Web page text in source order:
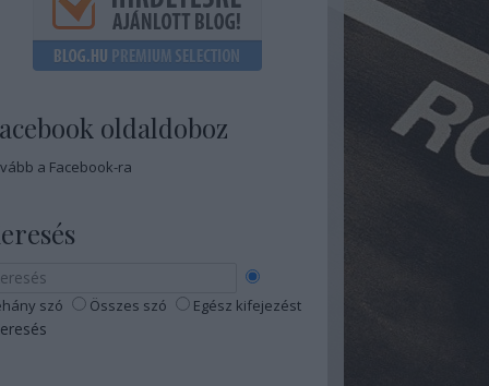
oldaldoboz
a Facebook-ra
szó Összes szó Egész kifejezést